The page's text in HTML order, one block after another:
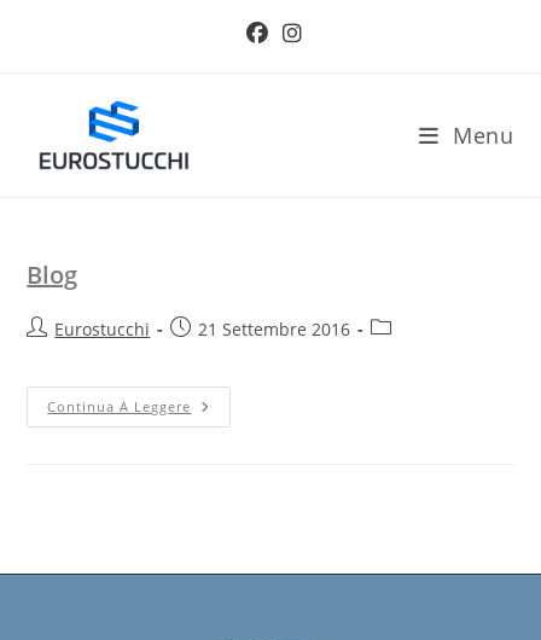
Menu
Blog
AutoreEurostucchi
Articolo21 Settembre 2016
Categoria
Continua A Leggere Blog